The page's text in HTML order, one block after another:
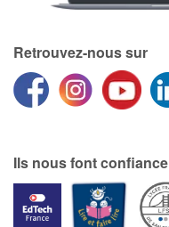
Autour de la lecture
Apprendre à lire
Activités et ateliers
Retrouvez-nous sur
Ils nous font confiance